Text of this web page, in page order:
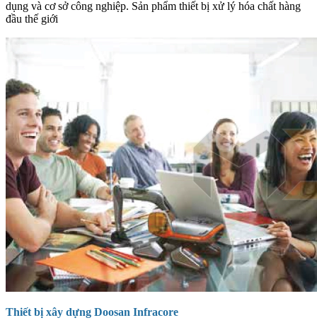
dụng và cơ sở công nghiệp. Sản phẩm thiết bị xử lý hóa chất hàng
đầu thế giới
Thiết bị xây dựng Doosan Infracore